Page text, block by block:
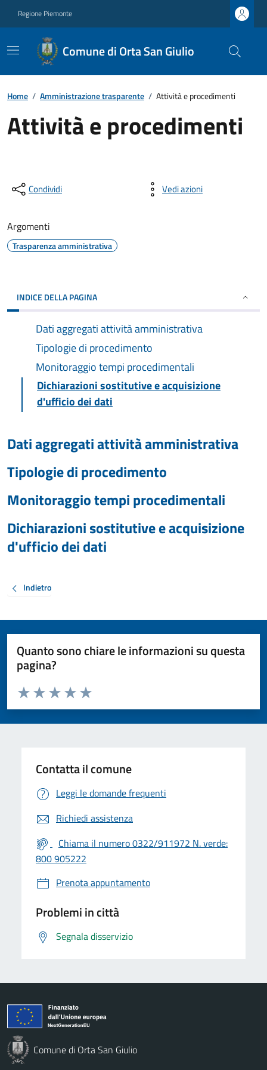
Regione Piemonte
Comune di Orta San Giulio
Home / Amministrazione trasparente / Attività e procedimenti
Attività e procedimenti
Condividi Vedi azioni
Argomenti
Trasparenza amministrativa
INDICE DELLA PAGINA
Dati aggregati attività amministrativa
Tipologie di procedimento
Monitoraggio tempi procedimentali
Dichiarazioni sostitutive e acquisizione
d'ufficio dei dati
Dati aggregati attività amministrativa
Tipologie di procedimento
Monitoraggio tempi procedimentali
Dichiarazioni sostitutive e acquisizione
d'ufficio dei dati
Indietro
Quanto sono chiare le informazioni su questa
pagina?
Valuta da 1 a 5 stelle la pagina
Valuta 5 stelle su 5
Valuta 4 stelle su 5
Valuta 3 stelle su 5
Valuta 2 stelle su 5
Valuta 1 stelle su 5
Contatta il comune
Leggi le domande frequenti
Richiedi assistenza
Chiama il numero 0322/911972 N. verde:
800 905222
Prenota appuntamento
Problemi in città
Segnala disservizio
Comune di Orta San Giulio